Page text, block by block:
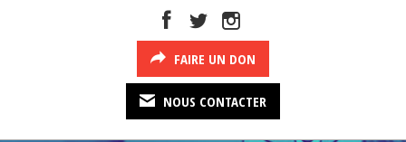
FAIRE UN DON
NOUS CONTACTER